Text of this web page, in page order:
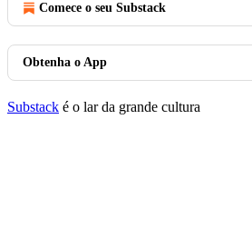
Comece o seu Substack
Obtenha o App
Substack é o lar da grande cultura